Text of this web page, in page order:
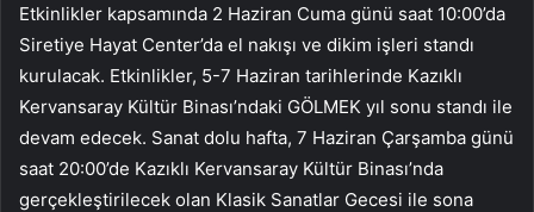
Etkinlikler kapsamında 2 Haziran Cuma günü saat 10:00’da
Siretiye Hayat Center’da el nakışı ve dikim işleri standı
kurulacak. Etkinlikler, 5-7 Haziran tarihlerinde Kazıklı
Kervansaray Kültür Binası’ndaki GÖLMEK yıl sonu standı ile
devam edecek. Sanat dolu hafta, 7 Haziran Çarşamba günü
saat 20:00’de Kazıklı Kervansaray Kültür Binası’nda
gerçekleştirilecek olan Klasik Sanatlar Gecesi ile sona